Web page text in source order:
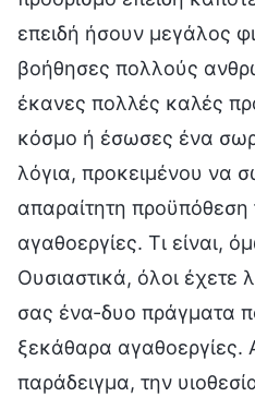
επειδή ήσουν μεγάλος
βοήθησες πολλούς
έκανες πολλές καλές
κόσμο ή έσωσες ένα
λόγια, προκειμένου να
απαραίτητη προϋπόθεση
αγαθοεργίες. Τι είναι,
Ουσιαστικά, όλοι έχετε
σας ένα-δυο πράγματα
ξεκάθαρα αγαθοεργίες.
παράδειγμα, την